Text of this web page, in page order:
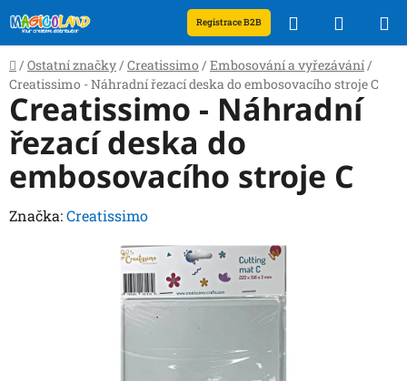
na
obsah
Registrace B2B Hledat
KOŠÍK
Domů
/ Ostatní značky / Creatissimo / Embosování a vyřezávání /
Creatissimo - Náhradní řezací deska do embosovacího stroje C
Creatissimo - Náhradní
řezací deska do
embosovacího stroje C
Značka:Creatissimo